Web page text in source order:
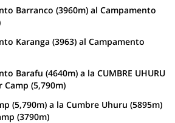
Barranco (3960m) al Campamento
Karanga (3963) al Campamento
Barafu (4640m) a la CUMBRE UHURU
Camp (5,790m)
(5,790m) a la Cumbre Uhuru (5895m)
(3790m)